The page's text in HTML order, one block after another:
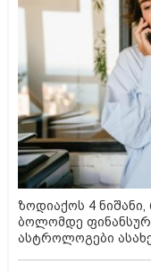
ზოდიაქოს 4
ბოლომდე
ასტროლოგები